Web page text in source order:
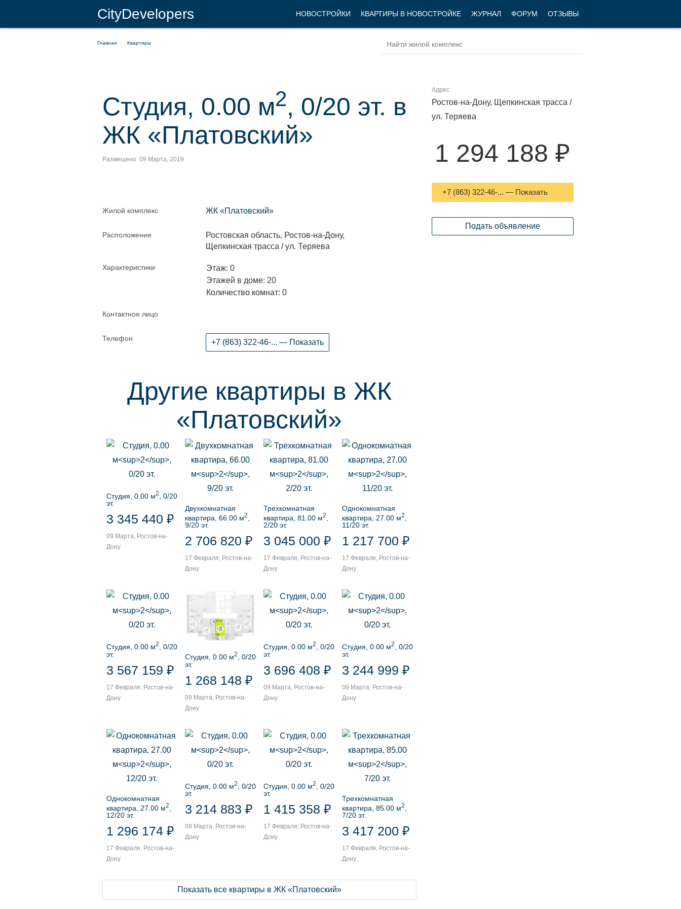
CityDevelopers НОВОСТРОЙКИ КВАРТИРЫ В НОВОСТРОЙКЕ ЖУРНАЛ ФОРУМ ОТЗЫВЫ
Главная Квартиры
Студия, 0.00 м2, 0/20 эт. в
ЖК «Платовский»
Размещено: 09 Марта, 2019
Жилой комплекс ЖК «Платовский»
Расположение
Ростовская область, Ростов-на-Дону,
Щепкинская трасса / ул. Теряева
Характеристики
Этаж: 0
Этажей в доме: 20
Количество комнат: 0
Контактное лицо
Телефон +7 (863) 322-46-... — Показать
Другие квартиры в ЖК
«Платовский»
Студия, 0.00 м2
, 0/20
эт.
3 345 440 ₽
09 Марта, Ростов-на-
Дону
Двухкомнатная
квартира, 66.00 м2
9/20 эт.
2 706 820 ₽
17 Февраля, Ростов-на-
Дону
Трехкомнатная
квартира, 81.00 м2
2/20 эт.
3 045 000 ₽
17 Февраля, Ростов-на-
Дону
Однокомнатная
квартира, 27.00 м2
11/20 эт.
1 217 700 ₽
17 Февраля, Ростов-на-
Дону
Студия, 0.00 м2
, 0/20
эт.
3 567 159 ₽
17 Февраля, Ростов-на-
Дону
Студия, 0.00 м2
, 0/20
эт.
1 268 148 ₽
09 Марта, Ростов-на-
Дону
Студия, 0.00 м2
, 0/20
эт.
3 696 408 ₽
09 Марта, Ростов-на-
Дону
Студия, 0.00 м2
, 0/20
эт.
3 244 999 ₽
09 Марта, Ростов-на-
Дону
Однокомнатная
квартира, 27.00 м2
12/20 эт.
1 296 174 ₽
17 Февраля, Ростов-на-
Дону
Студия, 0.00 м2
, 0/20
эт.
3 214 883 ₽
09 Марта, Ростов-на-
Дону
Студия, 0.00 м2
, 0/20
эт.
1 415 358 ₽
17 Февраля, Ростов-на-
Дону
Трехкомнатная
квартира, 85.00 м2
7/20 эт.
3 417 200 ₽
17 Февраля, Ростов-на-
Дону
Показать все квартиры в ЖК «Платовский»
Адрес
Ростов-на-Дону, Щепкинская трасса /
ул. Теряева
1 294 188 ₽
+7 (863) 322-46-... — Показать
Подать объявление